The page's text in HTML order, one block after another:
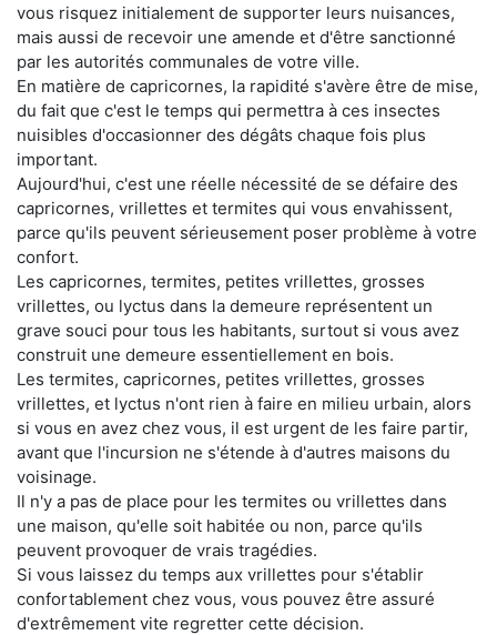
vous risquez initialement de supporter leurs nuisances,
mais aussi de recevoir une amende et d'être sanctionné
par les autorités communales de votre ville.
En matière de capricornes, la rapidité s'avère être de mise,
du fait que c'est le temps qui permettra à ces insectes
nuisibles d'occasionner des dégâts chaque fois plus
important.
Aujourd'hui, c'est une réelle nécessité de se défaire des
capricornes, vrillettes et termites qui vous envahissent,
parce qu'ils peuvent sérieusement poser problème à votre
confort.
Les capricornes, termites, petites vrillettes, grosses
vrillettes, ou lyctus dans la demeure représentent un
grave souci pour tous les habitants, surtout si vous avez
construit une demeure essentiellement en bois.
Les termites, capricornes, petites vrillettes, grosses
vrillettes, et lyctus n'ont rien à faire en milieu urbain, alors
si vous en avez chez vous, il est urgent de les faire partir,
avant que l'incursion ne s'étende à d'autres maisons du
voisinage.
Il n'y a pas de place pour les termites ou vrillettes dans
une maison, qu'elle soit habitée ou non, parce qu'ils
peuvent provoquer de vrais tragédies.
Si vous laissez du temps aux vrillettes pour s'établir
confortablement chez vous, vous pouvez être assuré
d'extrêmement vite regretter cette décision.